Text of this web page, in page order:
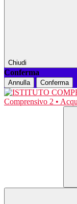
Chiudi
Conferma
Annulla Conferma
Comprensivo 2 •